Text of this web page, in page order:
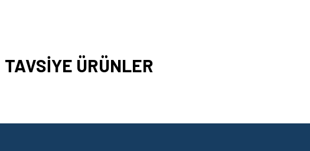
Ürün resmi kalitesiz, bozuk veya görüntülenemiyor.
satışı ve alış veriş deneyimi gayet başarılı. hayırlı işler. teşekkürler.
Kesinlikle orjinal ürün, güvenerek alabilirsiniz.
TAVSİYE ÜRÜNLER
Bosch Kanvas Orta Boy Takım Çantası (480 x 280 x 300 mm) - 1610Z00022